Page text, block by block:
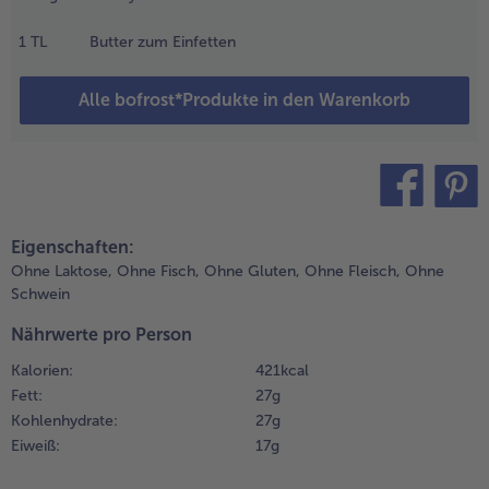
1 TL Butter zum Einfetten
Alle bofrost*Produkte in den Warenkorb
Tarte-
(3 cm)
in
Mixtopf
Stufe 5
und
Eigenschaften:
Ohne Laktose, Ohne Fisch, Ohne Gluten, Ohne Fleisch, Ohne
Schwein
Nährwerte pro Person
Kalorien:
421 kcal
Fett:
27 g
Kohlenhydrate:
27 g
Eiweiß:
17 g